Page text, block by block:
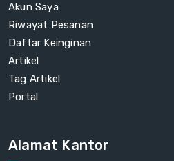
Akun Saya
Riwayat Pesanan
Daftar Keinginan
Artikel
Tag Artikel
Portal
Alamat Kantor